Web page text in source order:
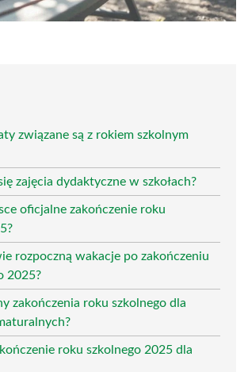
związane są z rokiem szkolnym
zajęcia dydaktyczne w szkołach?
oficjalne zakończenie roku
rozpoczną wakacje po zakończeniu
2025?
zakończenia roku szkolnego dla
roku szkolnego 2025 dla